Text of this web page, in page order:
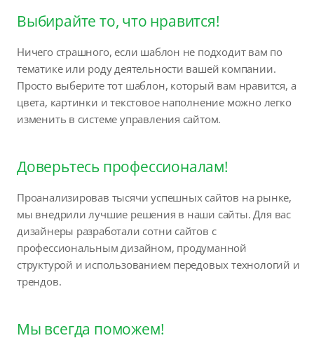
Выбирайте то, что нравится!
Ничего страшного, если шаблон не подходит вам по
тематике или роду деятельности вашей компании.
Просто выберите тот шаблон, который вам нравится, а
цвета, картинки и текстовое наполнение можно легко
изменить в системе управления сайтом.
Доверьтесь профессионалам!
Проанализировав тысячи успешных сайтов на рынке,
мы внедрили лучшие решения в наши сайты. Для вас
дизайнеры разработали сотни сайтов с
профессиональным дизайном, продуманной
структурой и использованием передовых технологий и
трендов.
Мы всегда поможем!